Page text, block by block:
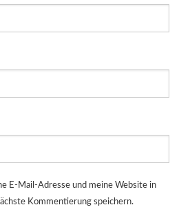
E-Mail-Adresse und meine Website in
Kommentierung speichern.